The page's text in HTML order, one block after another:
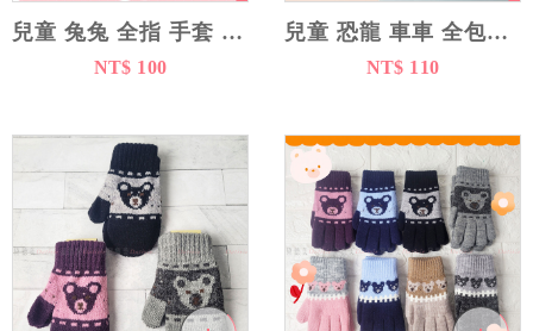
兒童 兔兔 全指 手套 12cm
NT$ 100
兒童 恐龍 車車 全包指 手套 14cm
NT$ 110